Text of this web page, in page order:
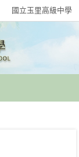
國立玉里高級中學